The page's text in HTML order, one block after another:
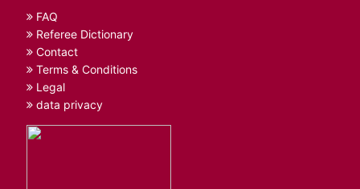
FAQ
Referee Dictionary
Contact
Terms & Conditions
Legal
data privacy